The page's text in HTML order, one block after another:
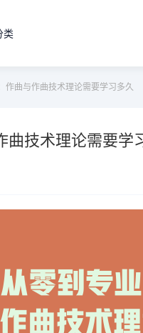
类
作曲与作曲技术理论需要学习多久
曲技术理论需要学